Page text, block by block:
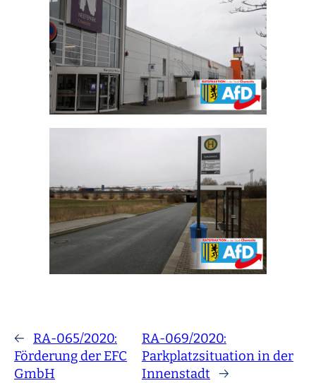
←
RA-065/2020:
Förderung der EFC
GmbH
RA-069/2020:
Parkplatzsituation in der
Innenstadt →